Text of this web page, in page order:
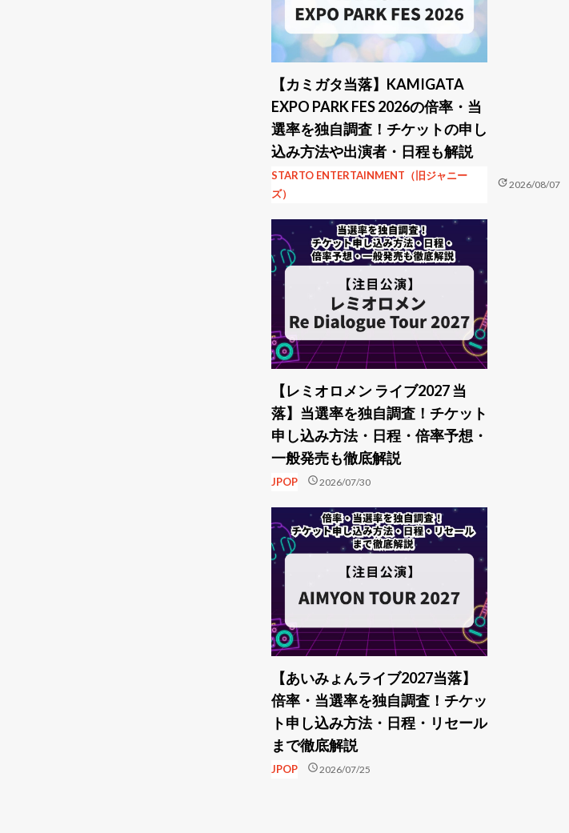
【カミガタ当落】KAMIGATA
EXPO PARK FES 2026の倍率・当
選率を独自調査！チケットの申し
込み方法や出演者・日程も解説
STARTO ENTERTAINMENT（旧ジャニー
ズ）
update2026/08/07
【レミオロメン ライブ2027 当
落】当選率を独自調査！チケット
申し込み方法・日程・倍率予想・
一般発売も徹底解説
JPOP schedule2026/07/30
【あいみょんライブ2027当落】
倍率・当選率を独自調査！チケッ
ト申し込み方法・日程・リセール
まで徹底解説
JPOP schedule2026/07/25